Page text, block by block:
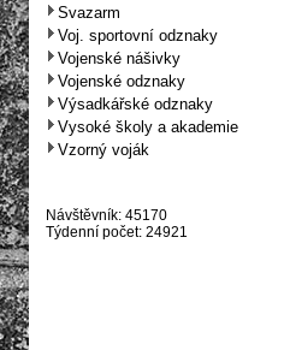
Svazarm
Voj. sportovní odznaky
Vojenské nášivky
Vojenské odznaky
Výsadkářské odznaky
Vysoké školy a akademie
Vzorný voják
Návštěvník: 45170
Týdenní počet: 24921